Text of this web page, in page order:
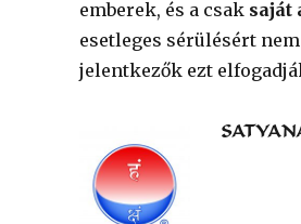
emberek, és a csak saját
esetleges sérülésért
jelentkezők ezt